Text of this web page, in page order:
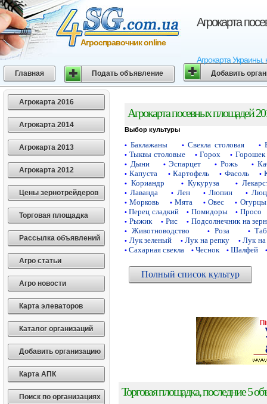
Агрокарта
Агрокарта
Агросправочник online
Главная Подать объявление Добавить
Агрокарта 2016
Агрокарта 2014
Агрокарта 2013
Агрокарта 2012
Цены зернотрейдеров
Торговая площадка
Рассылка объявлений
Агро статьи
Агро новости
Карта элеваторов
Каталог организаций
Добавить организацию
Карта АПК
Поиск по организациях
Агрокарта посевных площадей
Выбор культуры
• Баклажаны • Свекла столовая •
• Тыквы столовые • Горох • Горошек
• Дыни • Эспарцет • Рожь •
• Капуста • Картофель • Фасоль •
• Кориандр • Кукуруза •
• Лаванда • Лен • Люпин •
• Морковь • Мята • Овес • Огурцы
• Перец сладкий • Помидоры • Просо
• Рыжик • Рис • Подсолнечник на
• Животноводство • Роза •
• Лук зеленый • Лук на репку • Лук на
• Сахарная свекла • Чеснок • Шалфей •
Полный список культур
Торговая площадка, последние 5